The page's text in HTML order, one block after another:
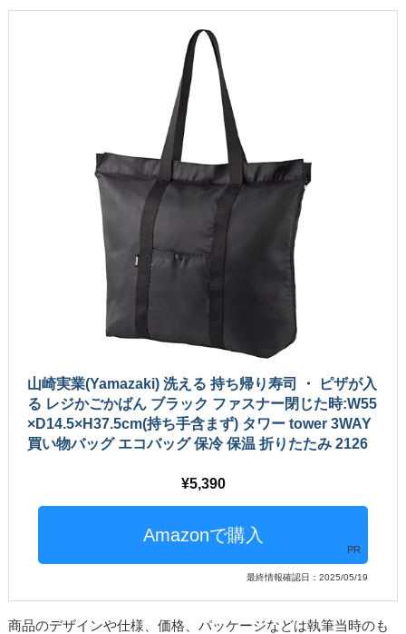
山崎実業(Yamazaki) 洗える 持ち帰り寿司 ・ ピザが入
る レジかごかばん ブラック ファスナー閉じた時:W55
×D14.5×H37.5cm(持ち手含まず) タワー tower 3WAY
買い物バッグ エコバッグ 保冷 保温 折りたたみ 2126
5,390
PR
最終情報確認日：2025/05/19
商品のデザインや仕様、価格、パッケージなどは執筆当時のも